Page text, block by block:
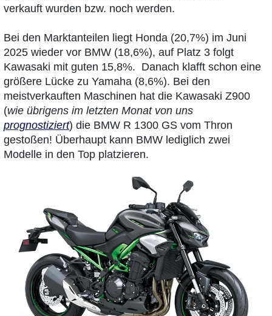
verkauft wurden bzw. noch werden.
Bei den Marktanteilen liegt Honda (20,7%) im Juni
2025 wieder vor BMW (18,6%), auf Platz 3 folgt
Kawasaki mit guten 15,8%. Danach klafft schon eine
größere Lücke zu Yamaha (8,6%). Bei den
meistverkauften Maschinen hat die Kawasaki Z900
(wie übrigens im letzten Monat von uns
prognostiziert) die BMW R 1300 GS vom Thron
gestoßen! Überhaupt kann BMW lediglich zwei
Modelle in den Top platzieren.